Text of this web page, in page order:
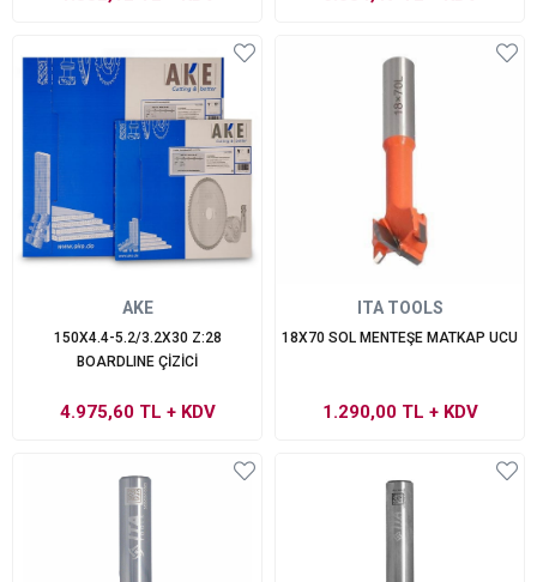
AKE
150X4.4-5.2/3.2X30 Z:28
BOARDLINE ÇİZİCİ
4.975,60 TL + KDV
ITA TOOLS
18X70 SOL MENTEŞE MATKAP UCU
1.290,00 TL + KDV